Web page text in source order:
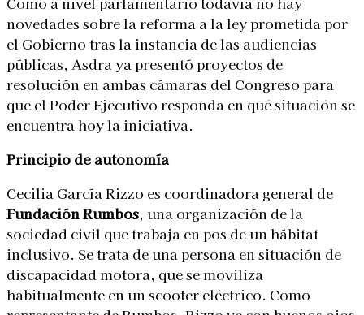
novedades sobre la reforma a la ley prometida por
el Gobierno tras la instancia de las audiencias
públicas, Asdra ya presentó proyectos de
resolución en ambas cámaras del Congreso para
que el Poder Ejecutivo responda en qué situación se
encuentra hoy la iniciativa.
Principio de autonomía
Cecilia García Rizzo es coordinadora general de
Fundación Rumbos, una organización de la
sociedad civil que trabaja en pos de un hábitat
inclusivo. Se trata de una persona en situación de
discapacidad motora, que se moviliza
habitualmente en un scooter eléctrico. Como